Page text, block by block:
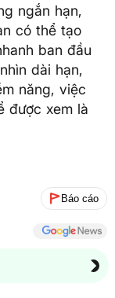
ngắn hạn,
có thể tạo
ban đầu
dài hạn,
năng, việc
được xem là
Báo cáo